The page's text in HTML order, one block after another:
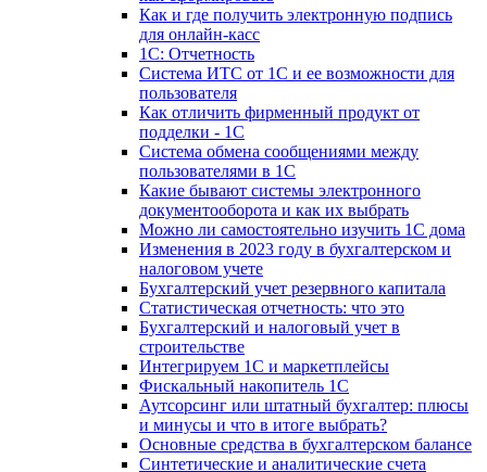
Как и где получить электронную подпись
для онлайн-касс
1С: Отчетность
Система ИТС от 1С и ее возможности для
пользователя
Как отличить фирменный продукт от
подделки - 1С
Система обмена сообщениями между
пользователями в 1С
Какие бывают системы электронного
документооборота и как их выбрать
Можно ли самостоятельно изучить 1С дома
Изменения в 2023 году в бухгалтерском и
налоговом учете
Бухгалтерский учет резервного капитала
Статистическая отчетность: что это
Бухгалтерский и налоговый учет в
строительстве
Интегрируем 1С и маркетплейсы
Фискальный накопитель 1С
Аутсорсинг или штатный бухгалтер: плюсы
и минусы и что в итоге выбрать?
Основные средства в бухгалтерском балансе
Синтетические и аналитические счета